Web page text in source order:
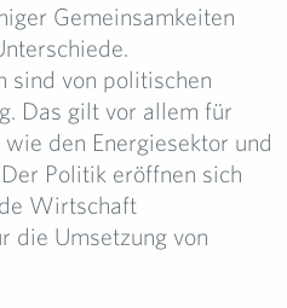
Gemeinsamkeiten
sind von politischen
Das gilt vor allem für
den Energiesektor und
Politik eröffnen sich
Wirtschaft
die Umsetzung von